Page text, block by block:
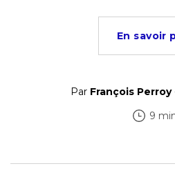
En savoir
Par François Perroy
9